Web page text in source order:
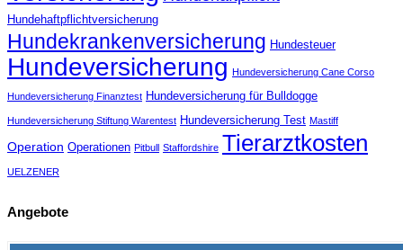
Hundehaftpflichtversicherung
Hundekrankenversicherung Hundesteuer
Hundeversicherung Hundeversicherung Cane Corso
Hundeversicherung Finanztest Hundeversicherung für Bulldogge
Hundeversicherung Stiftung Warentest Hundeversicherung Test Mastiff
Operation Operationen Pitbull Staffordshire Tierarztkosten
UELZENER
Angebote